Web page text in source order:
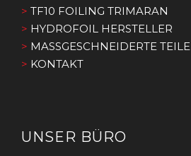
> TF10 FOILING TRIMARAN
> HYDROFOIL HERSTELLER
> MASSGESCHNEIDERTE TEILE
> KONTAKT
UNSER BÜRO